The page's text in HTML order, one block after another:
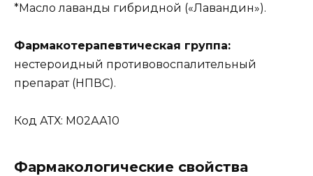
*Масло лаванды гибридной («Лавандин»).
Фармакотерапевтическая группа:
нестероидный противовоспалительный
препарат (НПВС).
Код АТХ: М02АА10
Фармакологические свойства